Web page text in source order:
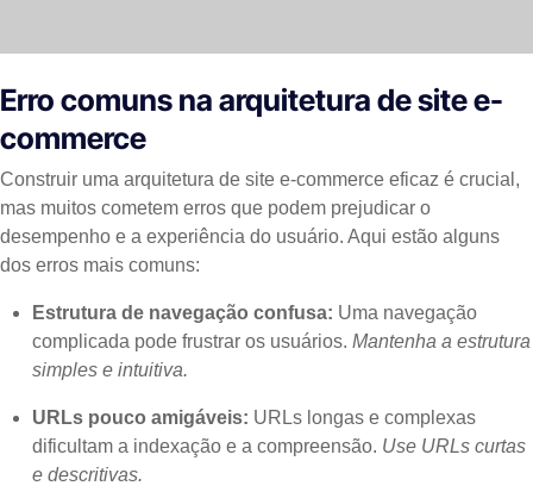
Erro comuns na arquitetura de site e-
commerce
Construir uma arquitetura de site e-commerce eficaz é crucial,
mas muitos cometem erros que podem prejudicar o
desempenho e a experiência do usuário. Aqui estão alguns
dos erros mais comuns:
Estrutura de navegação confusa: Uma navegação
complicada pode frustrar os usuários.Mantenha a estrutura
simples e intuitiva.
URLs pouco amigáveis: URLs longas e complexas
dificultam a indexação e a compreensão. Use URLs curtas
e descritivas.